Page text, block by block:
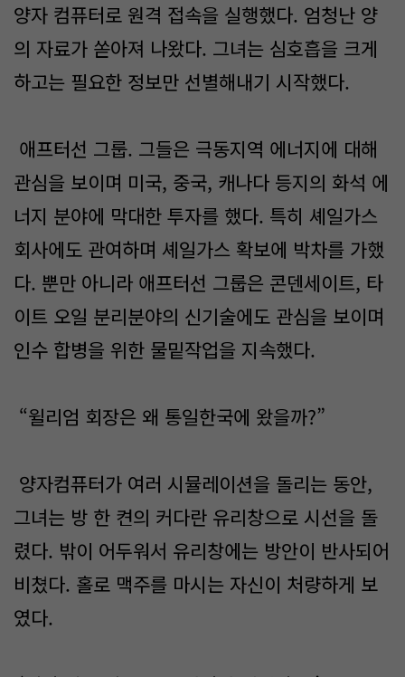
양자 컴퓨터로 원격 접속을 실행했다. 엄청난 양
의 자료가 쏟아져 나왔다. 그녀는 심호흡을 크게
하고는 필요한 정보만 선별해내기 시작했다.
애프터선 그룹. 그들은 극동지역 에너지에 대해
관심을 보이며 미국, 중국, 캐나다 등지의 화석 에
너지 분야에 막대한 투자를 했다. 특히 셰일가스
회사에도 관여하며 셰일가스 확보에 박차를 가했
다. 뿐만 아니라 애프터선 그룹은 콘덴세이트, 타
이트 오일 분리분야의 신기술에도 관심을 보이며
인수 합병을 위한 물밑작업을 지속했다.
“윌리엄 회장은 왜 통일한국에 왔을까?”
양자컴퓨터가 여러 시뮬레이션을 돌리는 동안,
그녀는 방 한 켠의 커다란 유리창으로 시선을 돌
렸다. 밖이 어두워서 유리창에는 방안이 반사되어
비쳤다. 홀로 맥주를 마시는 자신이 처량하게 보
였다.